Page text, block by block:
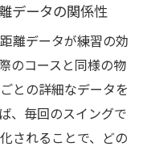
データの関係性
離データが練習の効
のコースと同様の物
との詳細なデータを
、毎回のスイングで
されることで、どの